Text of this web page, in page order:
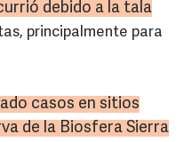
debido a la tala
principalmente para
casos en sitios
de la Biosfera Sierra